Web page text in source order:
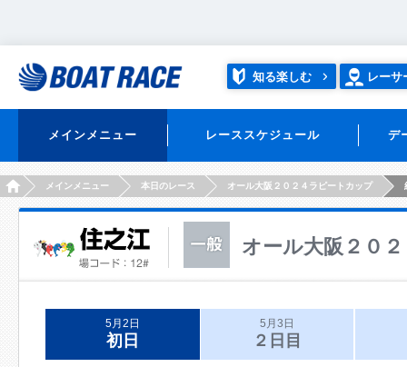
知る楽しむ レーサ
メインメニュー レーススケジュール デ
HOMEメインメニュー 本日のレース オール大阪２０２４ラピートカップ
オール大阪２０
5月2日
初日
5月3日
２日目